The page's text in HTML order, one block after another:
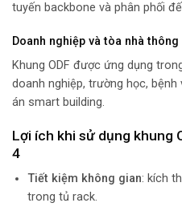
tuyến backbone và phân phối
Doanh nghiệp và tòa nhà thông
Khung ODF được ứng dụng
doanh nghiệp, trường học,
án smart building.
Lợi ích khi sử dụng khung
4
Tiết kiệm không gian: kích
trong tủ rack.